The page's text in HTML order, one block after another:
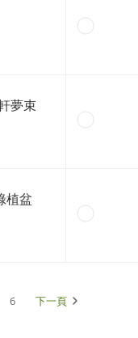
夢束
植盆
6 下一頁